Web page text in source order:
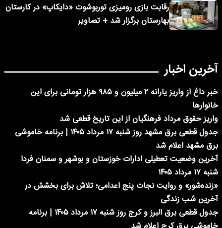
رقابت بازی رومیزی توربوشوت «دایکاپ» در کارستان
بهارستان برگزار شد + تصاویر
آخرین اخبار
خبر داغ از واریز یارانه ۲ میلیون و ۹۸۵ هزار تومانی برای این
خانوارها
واریز حقوق مرداد فرهنگیان از این تاریخ قطعی شد
جدول قطعی برق مشهد روز شنبه ۱۷ مرداد ۱۴۰۵ | برنامه خاموشی
برق مشهد اعلام شد
آخرین وضعیت تعطیلی ادارات خوزستان و بوشهر و سمنان فردا
شنبه ۱۷ مرداد ۱۴۰۵
«زنده‌شور» و روایت نجات پنج اعدامی؛ تلاش برای بخشش در
آخرین شب زندگی
جدول قطعی برق البرز و کرج روز شنبه ۱۷ مرداد ۱۴۰۵ | برنامه